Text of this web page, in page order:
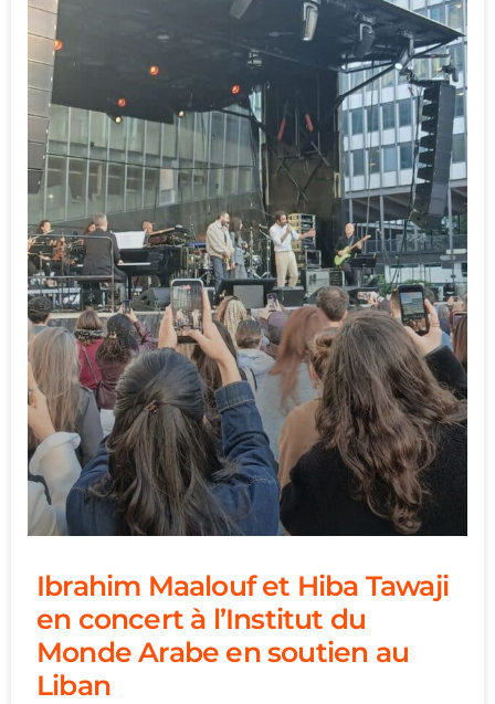
Ibrahim Maalouf et Hiba Tawaji
en concert à l’Institut du
Monde Arabe en soutien au
Liban